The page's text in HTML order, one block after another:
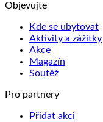
Objevujte
Kde se ubytovat
Aktivity a zážitky
Akce
Magazín
Soutěž
Pro partnery
Přidat akci